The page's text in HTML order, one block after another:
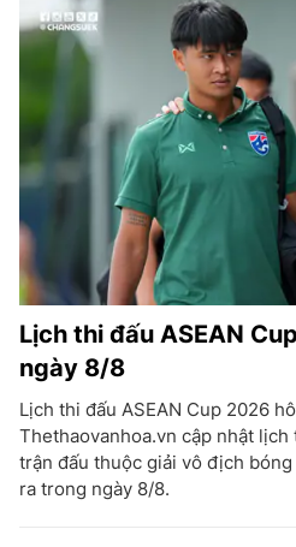
Lịch thi đấu ASEAN
ngày 8/8
Lịch thi đấu ASEAN Cup 2026
Thethaovanhoa.vn cập nhật
trận đấu thuộc giải vô địch
ra trong ngày 8/8.